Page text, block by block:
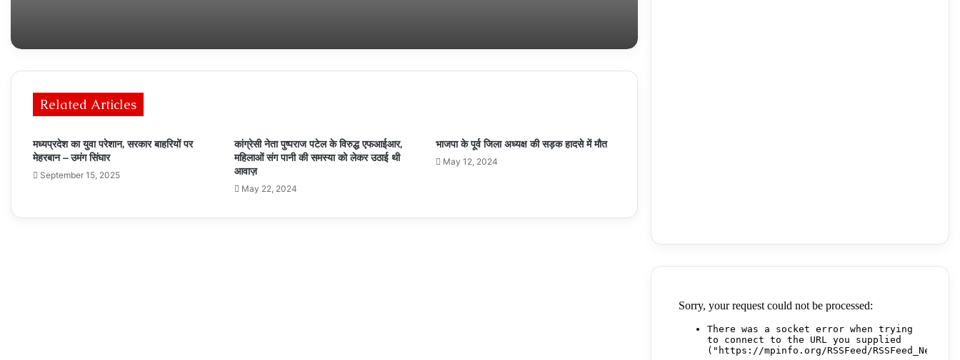
डॉ अरविंद सिंह चौहान स्मृति अलंकरण समारोह में सम्मानित
Related Articles
मध्यप्रदेश का युवा परेशान, सरकार बाहरियों पर
मेहरबान – उमंग सिंघार
September 15, 2025
कांग्रेसी नेता पुष्पराज पटेल के विरुद्ध एफआईआर,
महिलाओं संग पानी की समस्या को लेकर उठाई थी
आवाज़
May 22, 2024
भाजपा के पूर्व जिला अध्यक्ष की सड़क हादसे में मौत
May 12, 2024